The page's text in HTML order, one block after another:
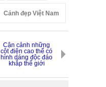
Cảnh đẹp Việt Nam
Cận cảnh những
cột điện cao thế có
hình dáng độc đáo
khắp thế giới